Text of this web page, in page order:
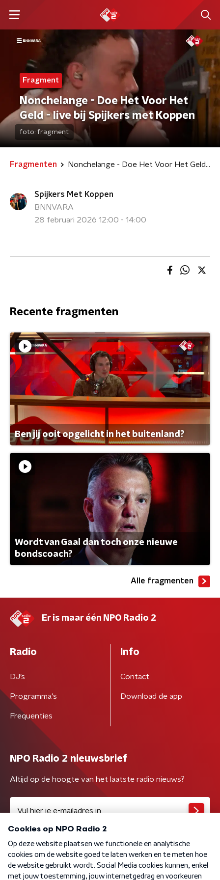
Fragment
Nonchelange - Doe Het Voor Het
Geld - live bij Spijkers met Koppen
foto: fragment
Fragmenten Nonchelange - Doe Het Voor Het Geld - live bij Spijkers met Koppen
Spijkers Met Koppen
BNNVARA
28 februari 2026 12:00 - 14:00
Recente fragmenten
Ben jij ooit opgelicht in het buitenland?
Wordt van Gaal dan toch onze nieuwe
bondscoach?
Alle fragmenten
Er is maar één NPO Radio 2
Radio
DJ’s
Programma's
Frequenties
Info
Contact
Download de app
NPO Radio 2 nieuwsbrief
Altijd op de hoogte van het laatste radio nieuws?
Algemene voorwaarden